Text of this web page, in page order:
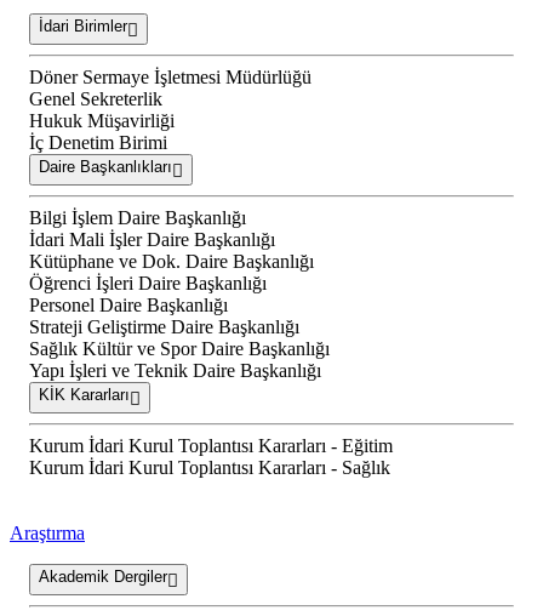
İdari Birimler
Döner Sermaye İşletmesi Müdürlüğü
Genel Sekreterlik
Hukuk Müşavirliği
İç Denetim Birimi
Daire Başkanlıkları
Bilgi İşlem Daire Başkanlığı
İdari Mali İşler Daire Başkanlığı
Kütüphane ve Dok. Daire Başkanlığı
Öğrenci İşleri Daire Başkanlığı
Personel Daire Başkanlığı
Strateji Geliştirme Daire Başkanlığı
Sağlık Kültür ve Spor Daire Başkanlığı
Yapı İşleri ve Teknik Daire Başkanlığı
KİK Kararları
Kurum İdari Kurul Toplantısı Kararları - Eğitim
Kurum İdari Kurul Toplantısı Kararları - Sağlık
Araştırma
Akademik Dergiler